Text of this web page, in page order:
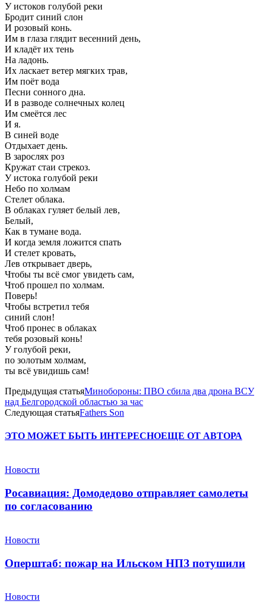
У истоков голубой реки
Бродит синий слон
И розовый конь.
Им в глаза глядит весенний день,
И кладёт их тень
На ладонь.
Их ласкает ветер мягких трав,
Им поёт вода
Песни сонного дна.
И в разводе солнечных колец
Им смеётся лес
И я.
В синей воде
Отдыхает день.
В зарослях роз
Кружат стаи стрекоз.
У истока голубой реки
Небо по холмам
Стелет облака.
В облаках гуляет белый лев,
Белый,
Как в тумане вода.
И когда земля ложится спать
И стелет кровать,
Лев открывает дверь,
Чтобы ты всё смог увидеть сам,
Чтоб прошел по холмам.
Поверь!
Чтобы встретил тебя
синий слон!
Чтоб пронес в облаках
тебя розовый конь!
У голубой реки,
по золотым холмам,
ты всё увидишь сам!
Предыдущая статьяМинобороны: ПВО сбила два дрона ВСУ
над Белгородской областью за час
Следующая статьяFathers Son
ЭТО МОЖЕТ БЫТЬ ИНТЕРЕСНОЕЩЕ ОТ АВТОРА
Новости
Росавиация: Домодедово отправляет самолеты
по согласованию
Новости
Оперштаб: пожар на Ильском НПЗ потушили
Новости